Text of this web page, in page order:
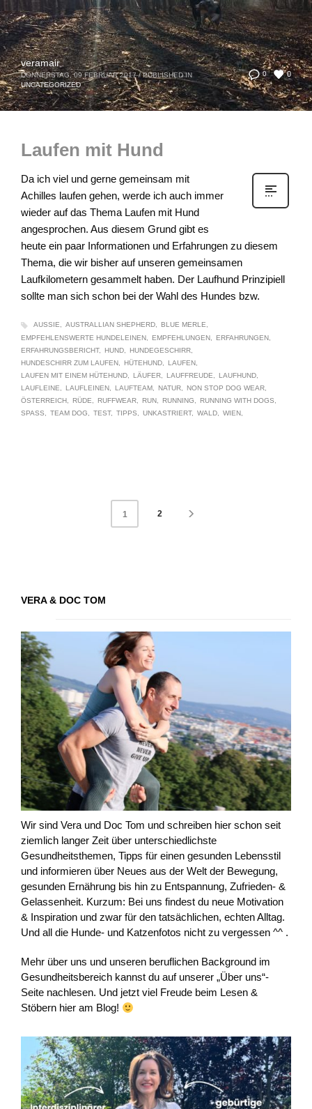
0 0
veramair
DONNERSTAG, 09 FEBRUAR 2017 / PUBLISHED IN
UNCATEGORIZED
Laufen mit Hund
Da ich viel und gerne gemeinsam mit
Achilles laufen gehen, werde ich auch immer
wieder auf das Thema Laufen mit Hund
angesprochen. Aus diesem Grund gibt es
heute ein paar Informationen und Erfahrungen zu diesem
Thema, die wir bisher auf unseren gemeinsamen
Laufkilometern gesammelt haben. Der Laufhund Prinzipiell
sollte man sich schon bei der Wahl des Hundes bzw.
AUSSIE AUSTRALLIAN SHEPHERD
BLUE MERLE
EMPFEHLENSWERTE HUNDELEINEN
EMPFEHLUNGEN
ERFAHRUNGEN
ERFAHRUNGSBERICHT
HUND
HUNDEGESCHIRR
HUNDESCHIRR ZUM LAUFEN
HÜTEHUND
LAUFEN
LAUFEN MIT EINEM HÜTEHUND
LÄUFER LAUFFREUDE
LAUFHUND
LAUFLEINE
LAUFLEINEN LAUFTEAM NATUR
NON STOP DOG WEAR
ÖSTERREICH
RÜDE RUFFWEAR RUN RUNNING
RUNNING WITH DOGS
SPASS
TEAM DOG TEST TIPPS UNKASTRIERT WALD WIEN
1 2
VERA & DOC TOM
Wir sind Vera und Doc Tom und schreiben hier schon seit
ziemlich langer Zeit über unterschiedlichste
Gesundheitsthemen, Tipps für einen gesunden Lebensstil
und informieren über Neues aus der Welt der Bewegung,
gesunden Ernährung bis hin zu Entspannung, Zufrieden- &
Gelassenheit. Kurzum: Bei uns findest du neue Motivation
& Inspiration und zwar für den tatsächlichen, echten Alltag.
Und all die Hunde- und Katzenfotos nicht zu vergessen ^^ .
Mehr über uns und unseren beruflichen Background im
Gesundheitsbereich kannst du auf unserer „Über uns“-
Seite nachlesen. Und jetzt viel Freude beim Lesen &
Stöbern hier am Blog!